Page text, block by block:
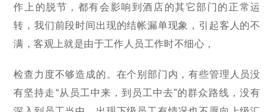
作上的脱节，都有会影响到酒店的其它部门的正常运
转，我们前段时间出现的结帐漏单现象，引起客人的不
满，客观上就是由于工作人员工作时不细心，
检查力度不够造成的。在个别部门内，有些管理人员没
有坚持走“从员工中来，到员工中去”的群众路线，没有